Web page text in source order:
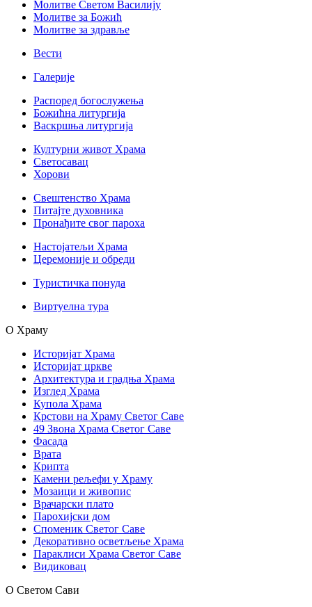
Молитве Светом Василију
Молитве за Божић
Молитве за здравље
Вести
Галерије
Распоред богослужења
Божићна литургија
Васкршња литургија
Културни живот Храма
Светосавац
Хорови
Свештенство Храма
Питајте духовника
Пронађите свог пароха
Настојатељи Храма
Церемоније и обреди
Туристичка понуда
Виртуелна тура
О Храму
Историјат Храма
Историјат цркве
Архитектура и градња Храма
Изглед Храма
Купола Храма
Крстови на Храму Светог Саве
49 Звона Храма Светог Саве
Фасада
Врата
Крипта
Камени рељефи у Храму
Мозаици и живопис
Врачарски плато
Парохијски дом
Споменик Светог Саве
Декоративно осветљење Храма
Параклиси Храма Светог Саве
Видиковац
О Светом Сави